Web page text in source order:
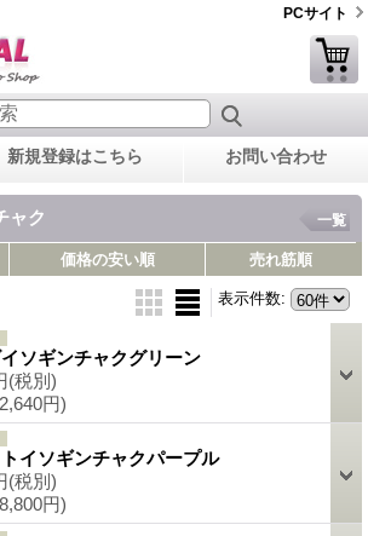
PCサイト
新規登録はこちら お問い合わせ
ャク 一覧
価格の安い順 売れ筋順
表示件数:
ソギンチャクグリーン
(税別)
2,640円)
イソギンチャクパープル
(税別)
8,800円)